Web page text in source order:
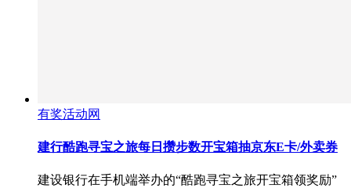
有奖活动网
建行酷跑寻宝之旅每日攒步数开宝箱抽京东E卡/外卖券
建设银行在手机端举办的“酷跑寻宝之旅开宝箱领奖励”